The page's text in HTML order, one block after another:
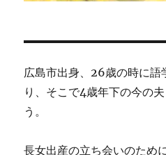
広島市出身、26歳の時に語
り、そこで4歳年下の今の
う。
長女出産の立ち会いのため